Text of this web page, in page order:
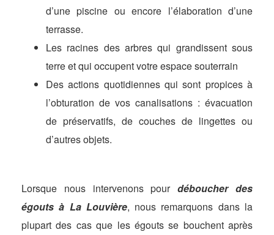
d’une piscine ou encore l’élaboration d’une
terrasse.
Les racines des arbres qui grandissent sous
terre et qui occupent votre espace souterrain
Des actions quotidiennes qui sont propices à
l’obturation de vos canalisations : évacuation
de préservatifs, de couches de lingettes ou
d’autres objets.
Lorsque nous intervenons pourdéboucher des
égouts à La Louvière, nous remarquons dans la
plupart des cas que les égouts se bouchent après